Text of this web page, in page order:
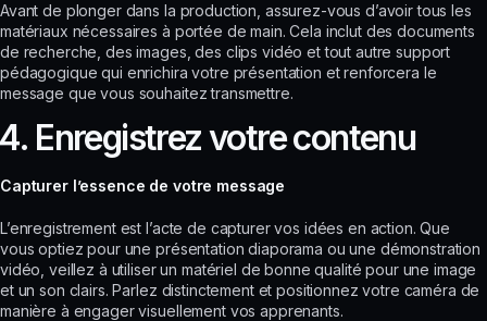
Avant de plonger dans la production, assurez-vous d’avoir tous les
matériaux nécessaires à portée de main. Cela inclut des documents
de recherche, des images, des clips vidéo et tout autre support
pédagogique qui enrichira votre présentation et renforcera le
message que vous souhaitez transmettre.
Enregistrez votre contenu
Capturer l’essence de votre message
L’enregistrement est l’acte de capturer vos idées en action. Que
vous optiez pour une présentation diaporama ou une démonstration
vidéo, veillez à utiliser un matériel de bonne qualité pour une image
et un son clairs. Parlez distinctement et positionnez votre caméra de
manière à engager visuellement vos apprenants.